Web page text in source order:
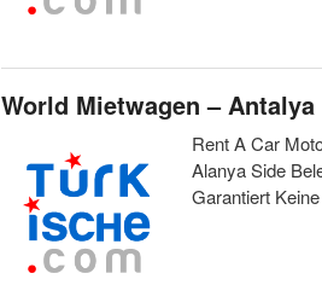
World Mietwagen – Antalya
Rent A Car
Alanya Side
Garantiert